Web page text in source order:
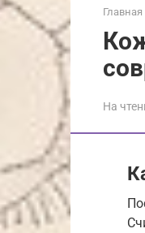
Главная
На